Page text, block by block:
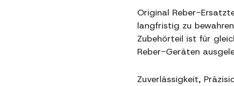
Original Reber-
langfristig zu
Zubehörteil ist für
Reber-Geräten
Zuverlässigkeit,